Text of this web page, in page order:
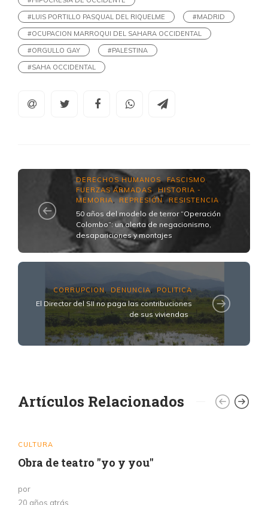
#LUIS PORTILLO PASQUAL DEL RIQUELME
#MADRID
#OCUPACION MARROQUI DEL SAHARA OCCIDENTAL
#ORGULLO GAY
#PALESTINA
#SAHA OCCIDENTAL
DERECHOS HUMANOS ,FASCISMO
FUERZAS ARMADAS
HISTORIA -
MEMORIA
REPRESIÓN ,RESISTENCIA
50 años del modelo de terror “Operación
Colombo”: un alerta de negacionismo,
desapariciones y montajes
CORRUPCION, DENUNCIA , POLITICA
El Director del SII no paga las contribuciones
de sus viviendas
Artículos Relacionados
CULTURA
Obra de teatro "yo y you"
por
20 años atrás